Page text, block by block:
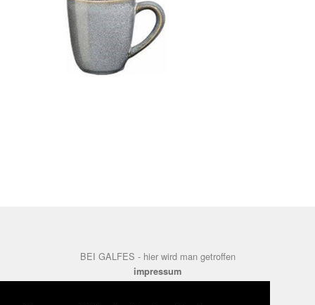
BEI GALFES - hier wird man getroffen
impressum